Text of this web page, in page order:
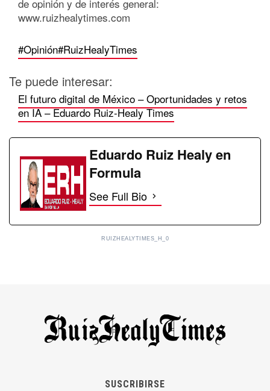
de opinión y de interés general:
www.ruizhealytimes.com
#Opinión#RuizHealyTimes
Te puede interesar:
El futuro digital de México – Oportunidades y retos
en IA – Eduardo Ruiz-Healy Times
Eduardo Ruiz Healy en
Formula
See Full Bio
RUIZHEALYTIMES_H_0
SUSCRIBIRSE